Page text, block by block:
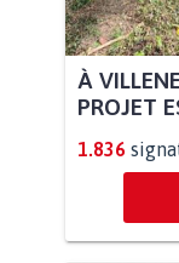
À
PROJET
1.836